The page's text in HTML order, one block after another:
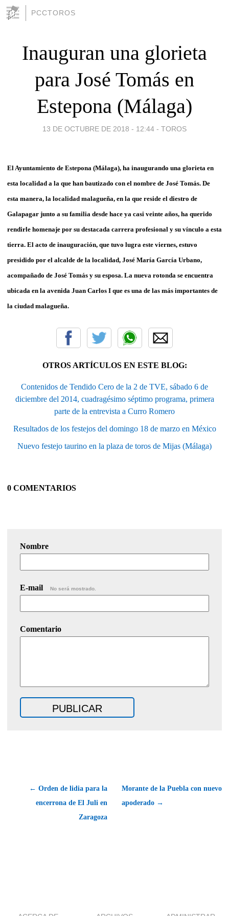
PCCTOROS
Inauguran una glorieta
para José Tomás en
Estepona (Málaga)
13 DE OCTUBRE DE 2018 - 12:44 - TOROS
El Ayuntamiento de Estepona (Málaga), ha inaugurando una glorieta en
esta localidad a la que han bautizado con el nombre de José Tomás. De
esta manera, la localidad malagueña, en la que reside el diestro de
Galapagar junto a su familia desde hace ya casi veinte años, ha querido
rendirle homenaje por su destacada carrera profesional y su vínculo a esta
tierra. El acto de inauguración, que tuvo lugra este viernes, estuvo
presidido por el alcalde de la localidad, José María García Urbano,
acompañado de José Tomás y su esposa. La nueva rotonda se encuentra
ubicada en la avenida Juan Carlos I que es una de las más importantes de
la ciudad malagueña.
OTROS ARTÍCULOS EN ESTE BLOG:
Contenidos de Tendido Cero de la 2 de TVE, sábado 6 de
diciembre del 2014, cuadragésimo séptimo programa, primera
parte de la entrevista a Curro Romero
Resultados de los festejos del domingo 18 de marzo en México
Nuevo festejo taurino en la plaza de toros de Mijas (Málaga)
0 COMENTARIOS
Nombre
E-mail No será mostrado.
Comentario
← Orden de lidia para la
encerrona de El Juli en
Zaragoza
Morante de la Puebla con nuevo
apoderado →